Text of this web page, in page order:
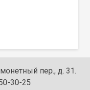
пер., д. 31.
30-25